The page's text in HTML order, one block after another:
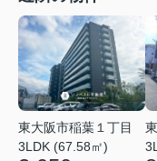
東大阪市稲葉１丁目
3LDK (67.58㎡)